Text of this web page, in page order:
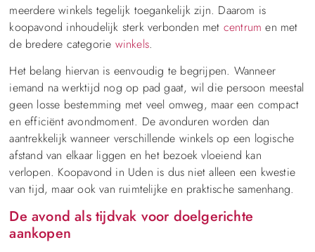
meerdere winkels tegelijk toegankelijk zijn. Daarom is
koopavond inhoudelijk sterk verbonden met centrum en met
de bredere categorie winkels.
Het belang hiervan is eenvoudig te begrijpen. Wanneer
iemand na werktijd nog op pad gaat, wil die persoon meestal
geen losse bestemming met veel omweg, maar een compact
en efficiënt avondmoment. De avonduren worden dan
aantrekkelijk wanneer verschillende winkels op een logische
afstand van elkaar liggen en het bezoek vloeiend kan
verlopen. Koopavond in Uden is dus niet alleen een kwestie
van tijd, maar ook van ruimtelijke en praktische samenhang.
De avond als tijdvak voor doelgerichte
aankopen